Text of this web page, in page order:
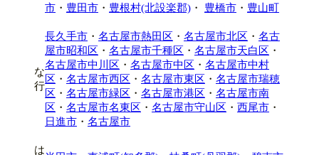
市 ・ 豊田市 ・ 豊根村(北設楽郡) ・ 豊橋市 ・ 豊山町
な
行
長久手市 ・ 名古屋市熱田区 ・ 名古屋市北区 ・ 名古
屋市昭和区 ・ 名古屋市千種区 ・ 名古屋市天白区 ・
名古屋市中川区 ・ 名古屋市中区 ・ 名古屋市中村
区 ・ 名古屋市西区 ・ 名古屋市東区 ・ 名古屋市瑞穂
区 ・ 名古屋市緑区 ・ 名古屋市港区 ・ 名古屋市南
区 ・ 名古屋市名東区 ・ 名古屋市守山区 ・ 西尾市 ・
日進市 ・ 名古屋市
は